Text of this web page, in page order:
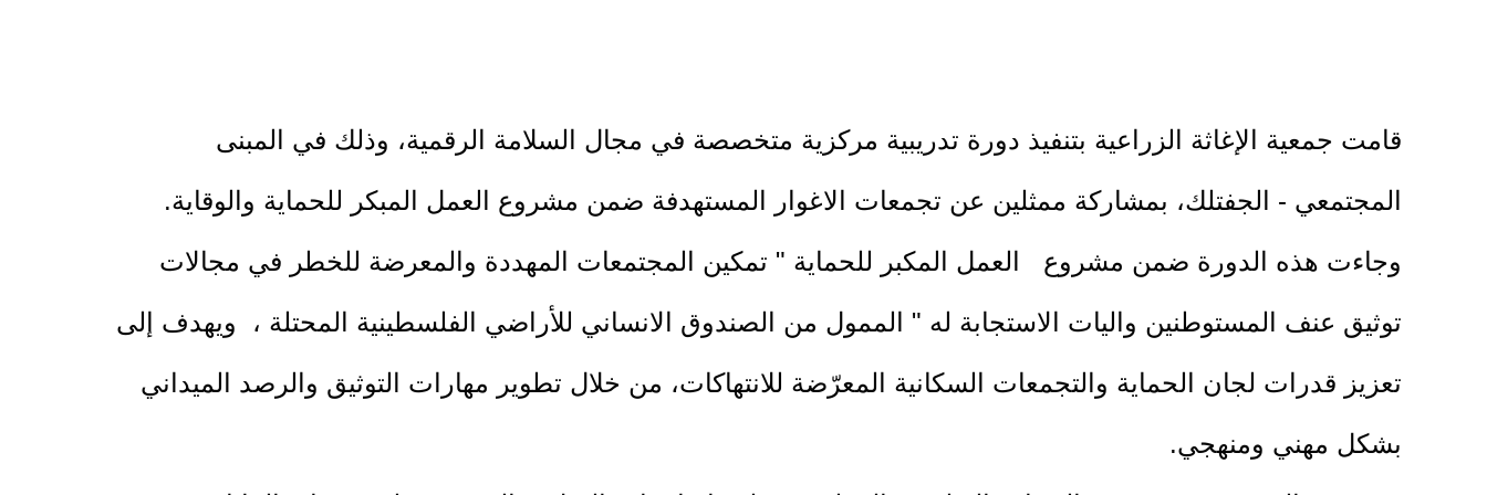
قامت جمعية الإغاثة الزراعية بتنفيذ دورة تدريبية مركزية متخصصة في مجال السلامة الرقمية، وذلك في المبنى
المجتمعي - الجفتلك، بمشاركة ممثلين عن تجمعات الاغوار المستهدفة ضمن مشروع العمل المبكر للحماية والوقاية.
وجاءت هذه الدورة ضمن مشروع العمل المكبر للحماية " تمكين المجتمعات المهددة والمعرضة للخطر في مجالات
توثيق عنف المستوطنين واليات الاستجابة له " الممول من الصندوق الانساني للأراضي الفلسطينية المحتلة ، ويهدف إلى
تعزيز قدرات لجان الحماية والتجمعات السكانية المعرّضة للانتهاكات، من خلال تطوير مهارات التوثيق والرصد الميداني
بشكل مهني ومنهجي.